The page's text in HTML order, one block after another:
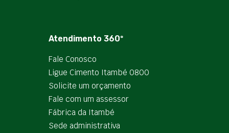
Atendimento 360º
Fale Conosco
Ligue Cimento Itambé 0800
Solicite um orçamento
Fale com um assessor
Fábrica da Itambé
Sede administrativa